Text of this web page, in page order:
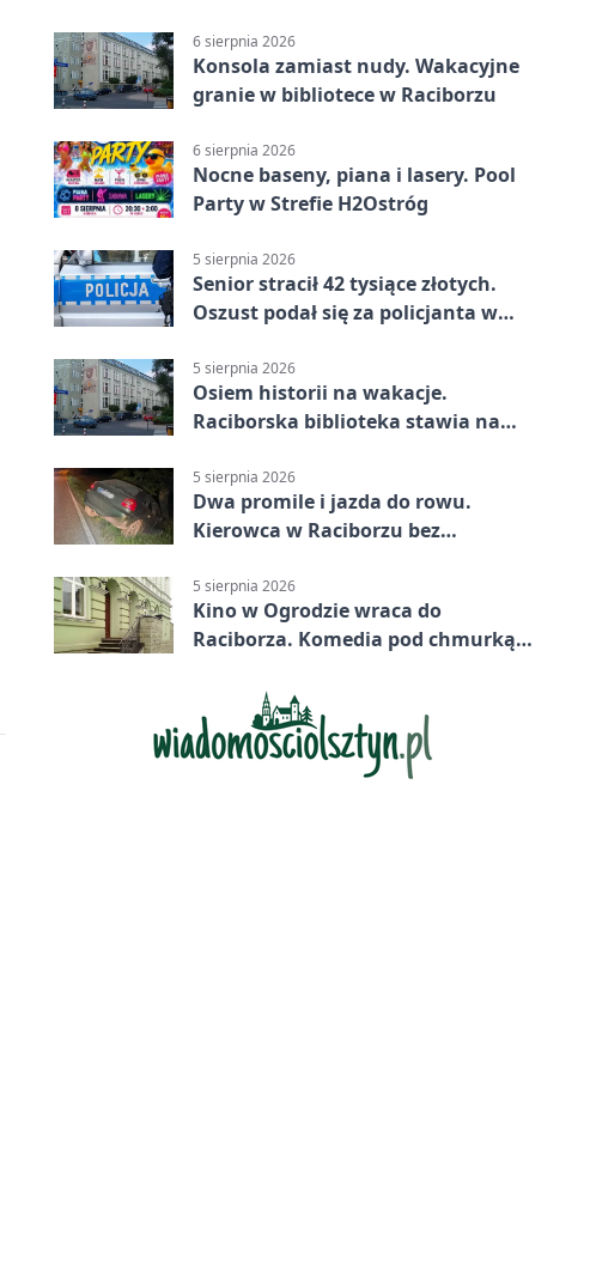
6 sierpnia 2026
Konsola zamiast nudy. Wakacyjne
granie w bibliotece w Raciborzu
6 sierpnia 2026
Nocne baseny, piana i lasery. Pool
Party w Strefie H2Ostróg
5 sierpnia 2026
Senior stracił 42 tysiące złotych.
Oszust podał się za policjanta w
5 sierpnia 2026
Osiem historii na wakacje.
Raciborska biblioteka stawia na
5 sierpnia 2026
Dwa promile i jazda do rowu.
Kierowca w Raciborzu bez
5 sierpnia 2026
Kino w Ogrodzie wraca do
Raciborza. Komedia pod chmurką